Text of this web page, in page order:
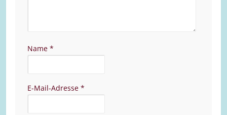
Name *
E-Mail-Adresse *